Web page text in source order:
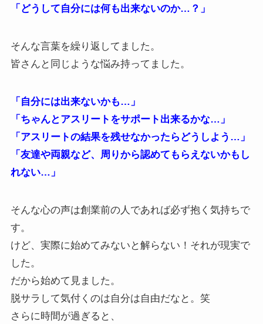
「どうして自分には何も出来ないのか…？」
そんな言葉を繰り返してました。
皆さんと同じような悩み持ってました。
「自分には出来ないかも…」
「ちゃんとアスリートをサポート出来るかな…」
「アスリートの結果を残せなかったらどうしよう…」
「友達や両親など、周りから認めてもらえないかもし
れない…」
そんな心の声は創業前の人であれば必ず抱く気持ちで
す。
けど、実際に始めてみないと解らない！それが現実で
した。
だから始めて見ました。
脱サラして気付くのは自分は自由だなと。笑
さらに時間が過ぎると、